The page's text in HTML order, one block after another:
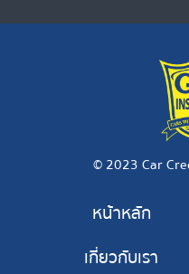
© 2023 Car
หน้าหลัก
เกี่ยวกับเรา